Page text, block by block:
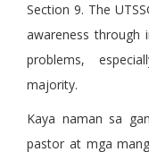
Section 9. The
awareness through
problems,
majority.
Kaya naman sa
pastor at mga